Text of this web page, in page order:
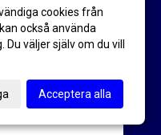
cookies från
också använda
väljer själv om du vill
Acceptera alla